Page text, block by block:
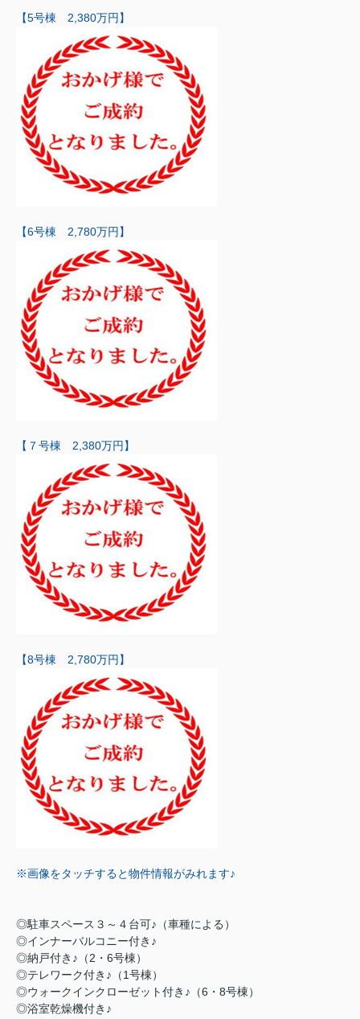
【5号棟 2,380万円】
【6号棟 2,780万円】
【７号棟 2,380万円】
【8号棟 2,780万円】
※画像をタッチすると物件情報がみれます♪
◎駐車スペース３～４台可♪（車種による）
◎インナーバルコニー付き♪
◎納戸付き♪（2・6号棟）
◎テレワーク付き♪（1号棟）
◎ウォークインクローゼット付き♪（6・8号棟）
◎浴室乾燥機付き♪